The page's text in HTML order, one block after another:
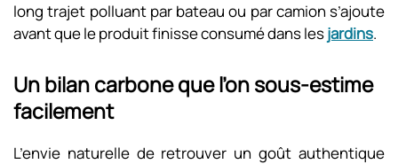
long trajet polluant par bateau ou par camion s’ajoute
avant que le produit finisse consumé dans lesjardins.
Un bilan carbone que l’on sous-estime
facilement
L’envie naturelle de retrouver un goût authentique